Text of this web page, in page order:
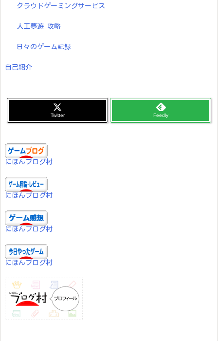
クラウドゲーミングサービス
人工夢遊 攻略
日々のゲーム記録
自己紹介
Twitter Feedly
にほんブログ村
にほんブログ村
にほんブログ村
にほんブログ村